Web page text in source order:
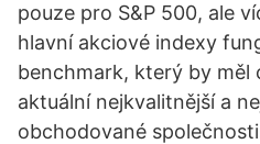
pouze pro S&P 500, ale
hlavní akciové indexy
benchmark, který by měl
aktuální nejkvalitnější a
obchodované